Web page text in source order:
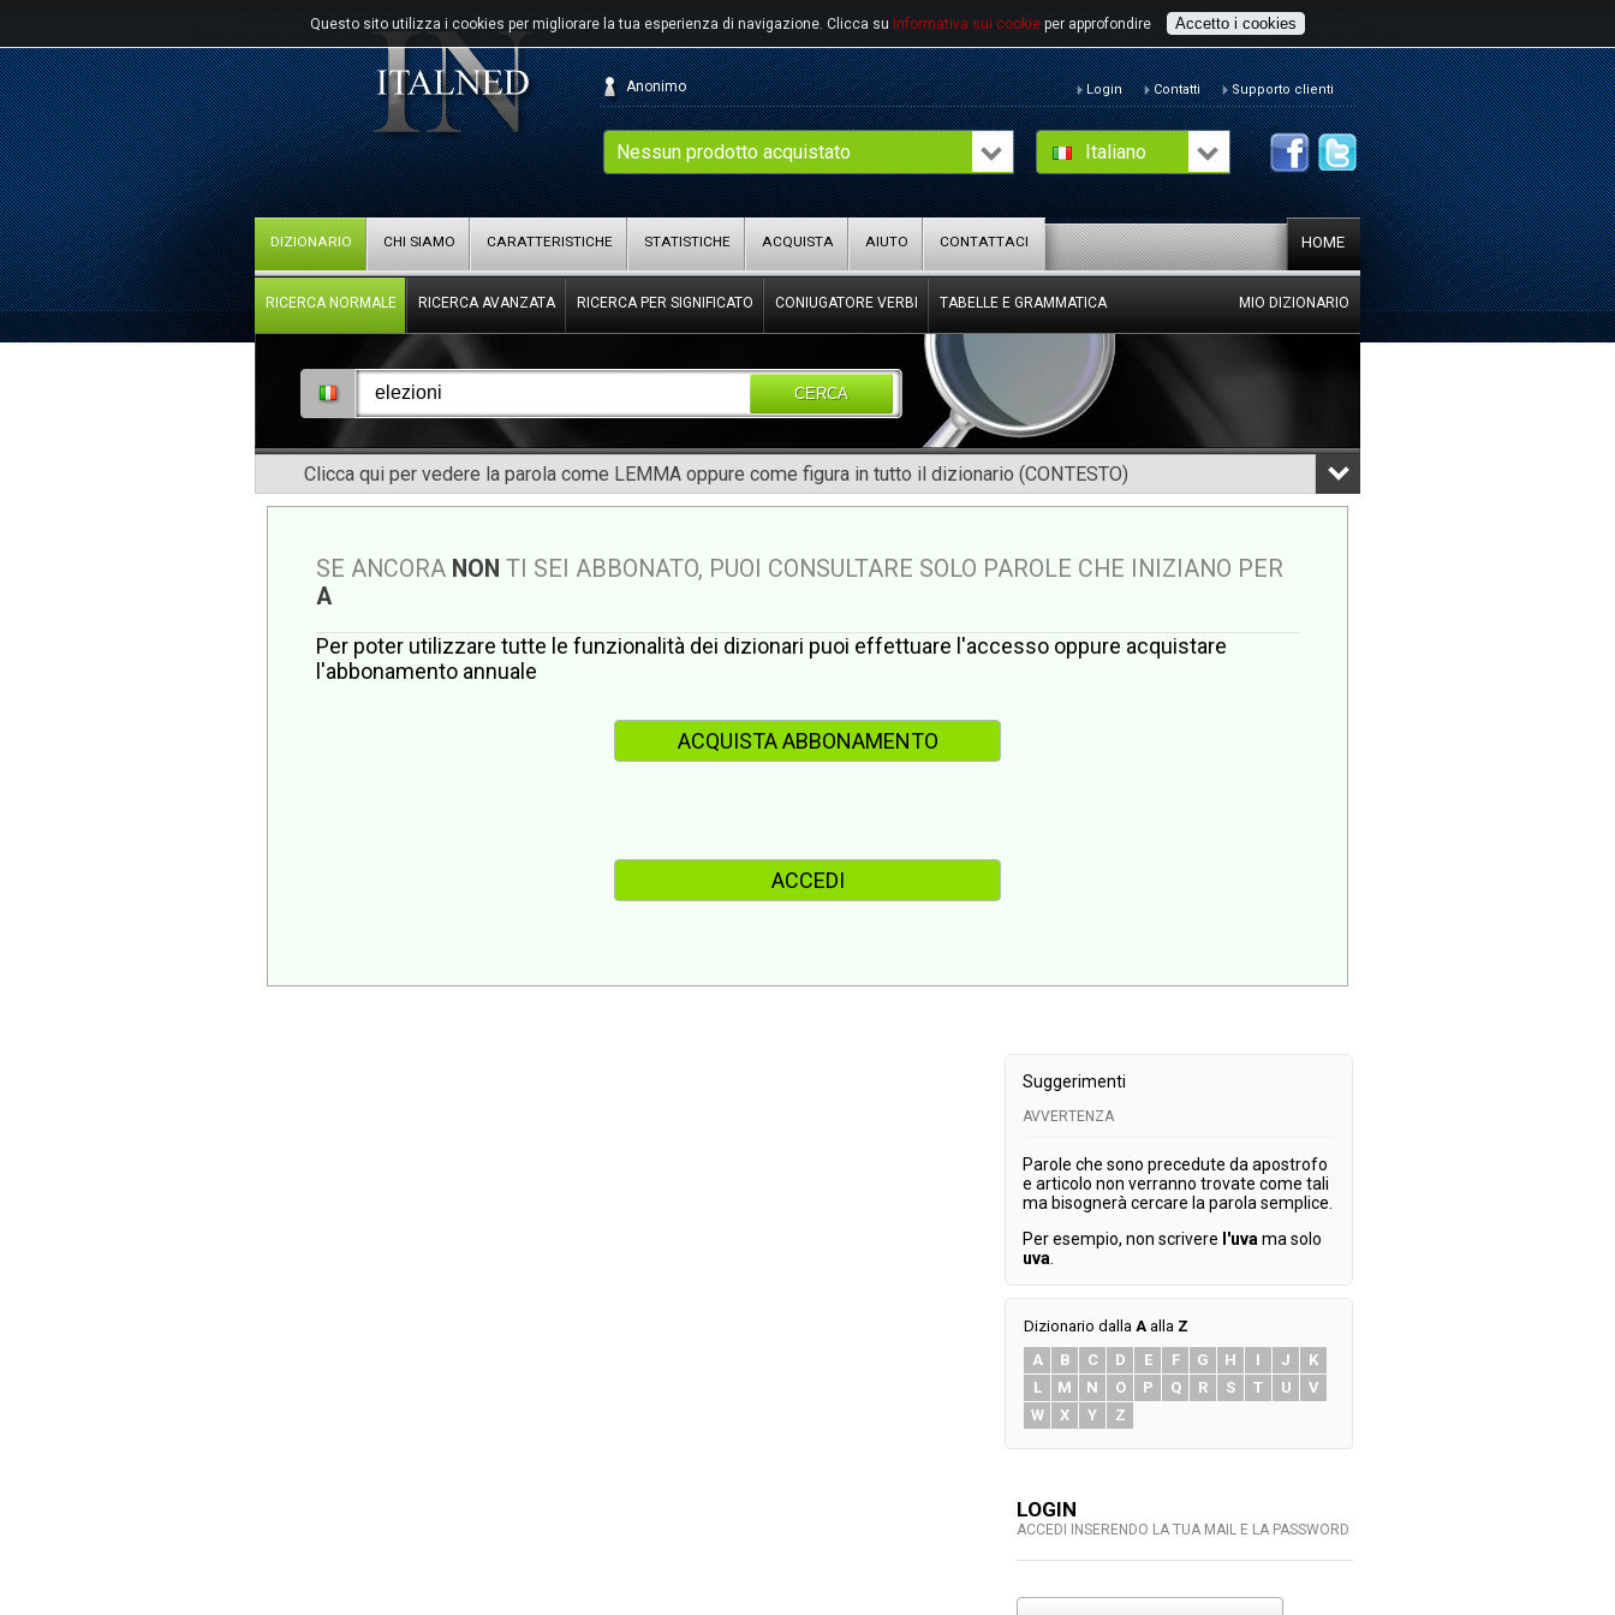
Questo sito utilizza i cookies per migliorare la tua esperienza di navigazione. Clicca su Informativa sui cookie per approfondire Accetto i cookies
Italiano
Nessun prodotto acquistato
Anonimo Login Contatti Supporto clienti
HOME
DIZIONARIO CHI SIAMO CARATTERISTICHE STATISTICHE ACQUISTA AIUTO CONTATTACI
RICERCA NORMALE RICERCA AVANZATA RICERCA PER SIGNIFICATO CONIUGATORE VERBI TABELLE E GRAMMATICA MIO DIZIONARIO
CERCA
Clicca qui per vedere la parola come LEMMA oppure come figura in tutto il dizionario (CONTESTO)
SE ANCORA NON TI SEI ABBONATO, PUOI CONSULTARE SOLO PAROLE CHE INIZIANO PER
A
Per poter utilizzare tutte le funzionalità dei dizionari puoi effettuare l'accesso oppure acquistare
l'abbonamento annuale
ACQUISTA ABBONAMENTO
ACCEDI
Suggerimenti
AVVERTENZA
Parole che sono precedute da apostrofo
e articolo non verranno trovate come tali
ma bisognerà cercare la parola semplice.
Per esempio, non scrivere l'uva ma solo
uva
Dizionario dalla A alla Z
A
B C D E F G H I J
K
L
M N O P Q R S T U
V
W
X Y Z
LOGIN
ACCEDI INSERENDO LA TUA MAIL E LA PASSWORD